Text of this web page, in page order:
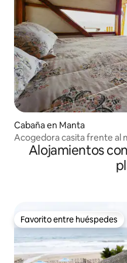
Cabaña en Manta
Acogedora casita frente al
Alojamientos
Favorito entre huéspedes
Favorito entre huéspedes